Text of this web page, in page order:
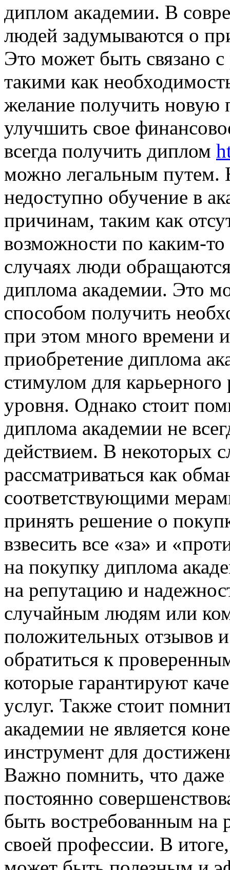
диплoм aкaдeмии. В
людей задумываются о
Это может быть связано
такими как
желание получить новую
улучшить свое
всегда получить диплом
можно легальным
недоступно обучение в
причинам, таким как
возможности по каким-
случаях люди
диплома академии. Это
способом получить
при этом много времени
приобретение диплома
стимулом для
уровня. Однако стоит
диплома академии не
действием. В некоторых
рассматриваться как
соответствующими
принять решение о
взвесить все «за» и
на покупку диплома
на репутацию и
случайным людям или
положительных отзывов
обратиться к
которые гарантируют
услуг. Также стоит
академии не является
инструмент для
Важно помнить, что
постоянно
быть востребованным
своей профессии. В